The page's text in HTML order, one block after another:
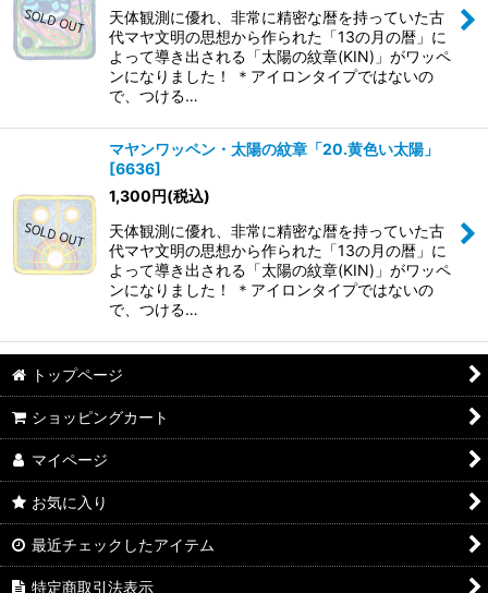
天体観測に優れ、非常に精密な暦を持っていた古
代マヤ文明の思想から作られた「13の月の暦」に
よって導き出される「太陽の紋章(KIN)」がワッペ
ンになりました！ ＊アイロンタイプではないの
で、つける…
マヤンワッペン・太陽の紋章「20.黄色い太陽」
[6636]
1,300円(税込)
天体観測に優れ、非常に精密な暦を持っていた古
代マヤ文明の思想から作られた「13の月の暦」に
よって導き出される「太陽の紋章(KIN)」がワッペ
ンになりました！ ＊アイロンタイプではないの
で、つける…
トップページ
ショッピングカート
マイページ
お気に入り
最近チェックしたアイテム
特定商取引法表示